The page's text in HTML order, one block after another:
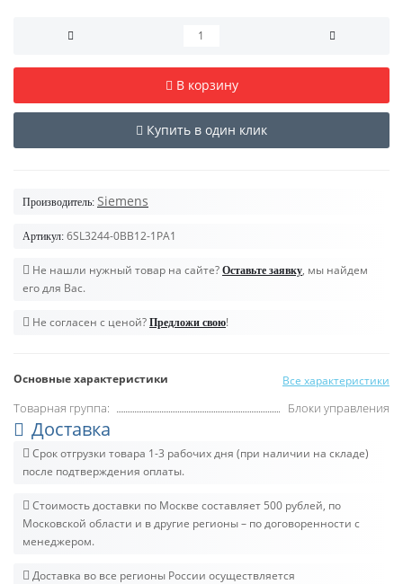
В корзину
Купить в один клик
Производитель: Siemens
Артикул: 6SL3244-0BB12-1PA1
Не нашли нужный товар на сайте? Оставьте заявку, мы найдем
его для Вас.
Не согласен с ценой? Предложи свою!
Основные характеристики Все характеристики
Товарная группа: Блоки управления
Доставка
Срок отгрузки товара 1-3 рабочих дня (при наличии на складе)
после подтверждения оплаты.
Стоимость доставки по Москве составляет 500 рублей, по
Московской области и в другие регионы – по договоренности с
менеджером.
Доставка во все регионы России осуществляется